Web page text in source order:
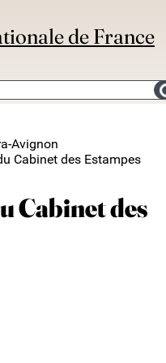
de France
Avignon
Cabinet des Estampes
Cabinet des